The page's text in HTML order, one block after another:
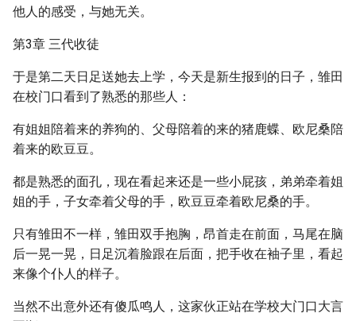
他人的感受，与她无关。
第3章 三代收徒
于是第二天日足送她去上学，今天是新生报到的日子，雏田
在校门口看到了熟悉的那些人：
有姐姐陪着来的养狗的、父母陪着的来的猪鹿蝶、欧尼桑陪
着来的欧豆豆。
都是熟悉的面孔，现在看起来还是一些小屁孩，弟弟牵着姐
姐的手，子女牵着父母的手，欧豆豆牵着欧尼桑的手。
只有雏田不一样，雏田双手抱胸，昂首走在前面，马尾在脑
后一晃一晃，日足沉着脸跟在后面，把手收在袖子里，看起
来像个仆人的样子。
当然不出意外还有傻瓜鸣人，这家伙正站在学校大门口大言